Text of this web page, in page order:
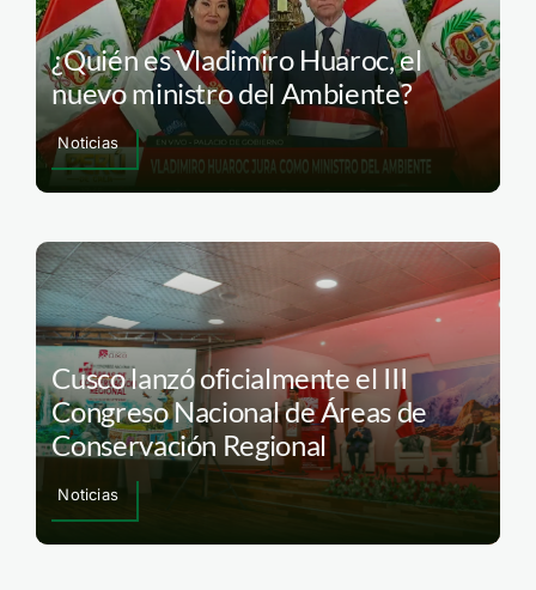
¿Quién es Vladimiro Huaroc, el
nuevo ministro del Ambiente?
Noticias
Cusco lanzó oficialmente el III
Congreso Nacional de Áreas de
Conservación Regional
Noticias